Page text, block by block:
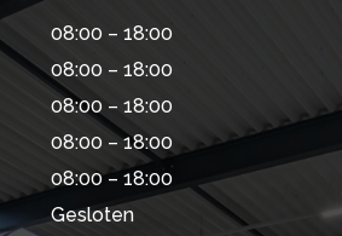
08:00 – 18:00
08:00 – 18:00
08:00 – 18:00
08:00 – 18:00
08:00 – 18:00
Gesloten